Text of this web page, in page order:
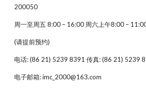
200050
周一至周五 8:00 – 16:00 周六上午8:00 –
(请提前预约)
电话: (86 21) 5239 8391 传真: (86 21) 5239
电子邮箱: imc_2000@163.com